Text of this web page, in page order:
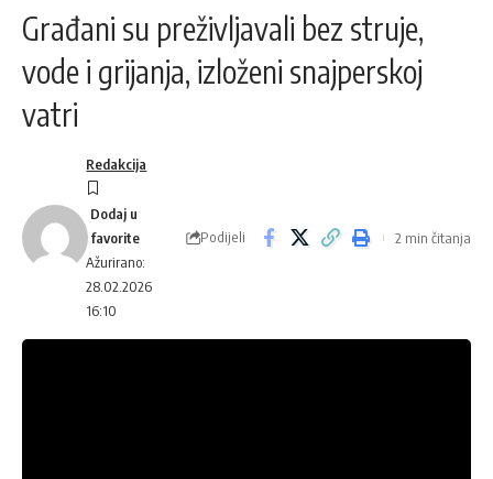
Građani su preživljavali bez struje,
vode i grijanja, izloženi snajperskoj
vatri
Ažurirano:
28.02.2026
16:10
Redakcija
Podijeli 2 min čitanja